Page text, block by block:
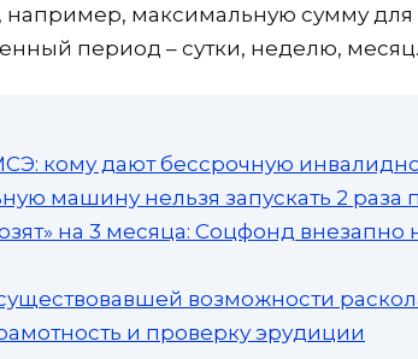
максимальную сумму для
период – сутки, неделю, месяц.
кому дают бессрочную
машину нельзя запускать 2 раза
на 3 месяца: Соцфонд внезапно
возможности
и проверку эрудиции